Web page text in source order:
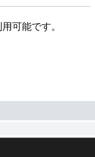
可能です。